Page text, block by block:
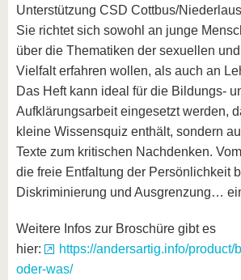
Unterstützung CSD Cottbus/
Sie richtet sich sowohl an junge
über die Thematiken der sexuellen
Vielfalt erfahren wollen, als auch an
Das Heft kann ideal für die Bildungs-
Aufklärungsarbeit eingesetzt werden,
kleine Wissensquiz enthält, sondern
Texte zum kritischen Nachdenken.
die freie Entfaltung der Persönlichkeit
Diskriminierung und Ausgrenzung…
Weitere Infos zur Broschüre gibt es
hier:
https://andersartig.info/product/
oder-was/